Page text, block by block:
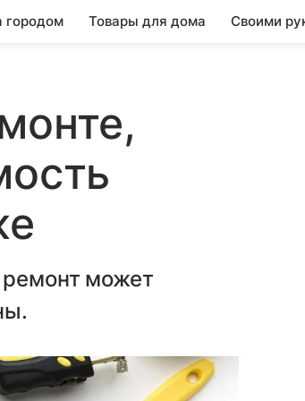
городом Товары для дома Своими
может